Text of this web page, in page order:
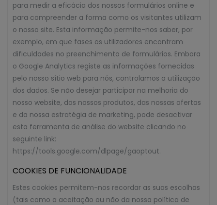
para medir a eficácia dos nossos formulários online e
para compreender a forma como os visitantes utilizam
o nosso site. Esta informação permite-nos saber, por
exemplo, em que fases os utilizadores encontram
dificuldades no preenchimento de formulários. Embora
o Google Analytics registe as informações fornecidas
pelo nosso sítio web para nós, controlamos a utilização
dos dados. Se não desejar participar na melhoria do
nosso website, dos nossos produtos, das nossas ofertas
e da nossa estratégia de marketing, pode desactivar
esta ferramenta de análise do website clicando no
seguinte link:
https://tools.google.com/dlpage/gaoptout.
COOKIES DE FUNCIONALIDADE
Estes cookies permitem-nos recordar as suas escolhas
(tais como a aceitação ou não da nossa política de